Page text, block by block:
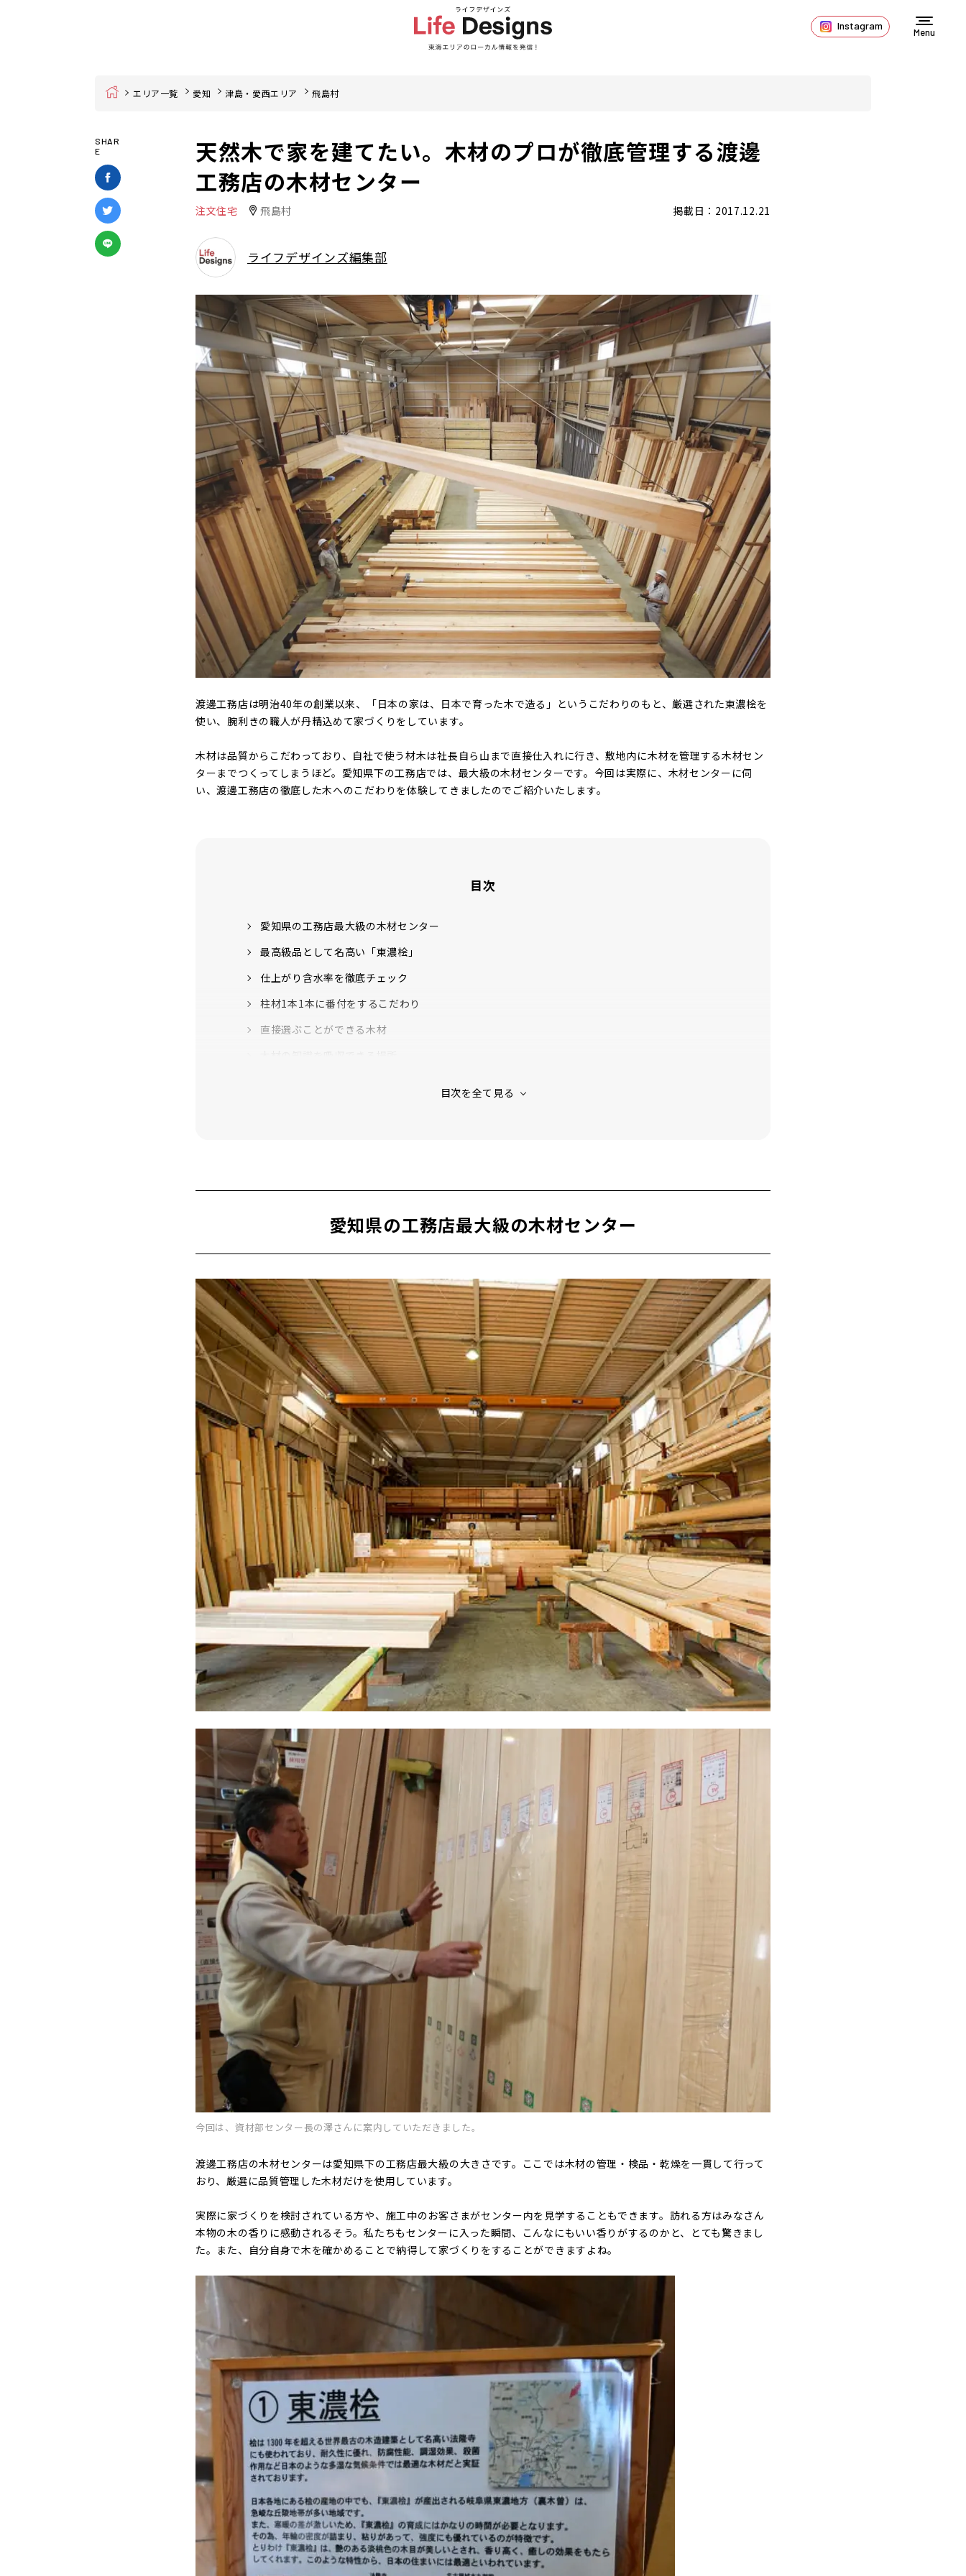
Instagram
Menu
Home エリア一覧 愛知 津島・愛西エリア 飛島村
SHAR
E
天然木で家を建てたい。木材のプロが徹底管理する渡邊
工務店の木材センター
注文住宅 飛島村 掲載日：2017.12.21
ライフデザインズ編集部
渡邊工務店は明治40年の創業以来、「日本の家は、日本で育った木で造る」というこだわりのもと、厳選された東濃桧を
使い、腕利きの職人が丹精込めて家づくりをしています。
木材は品質からこだわっており、自社で使う材木は社長自ら山まで直接仕入れに行き、敷地内に木材を管理する木材セン
ターまでつくってしまうほど。愛知県下の工務店では、最大級の木材センターです。今回は実際に、木材センターに伺
い、渡邊工務店の徹底した木へのこだわりを体験してきましたのでご紹介いたします。
目次
愛知県の工務店最大級の木材センター
最高級品として名高い「東濃桧」
仕上がり含水率を徹底チェック
柱材1本1本に番付をするこだわり
直接選ぶことができる木材
愛知県の工務店最大級の木材センター
今回は、資材部センター長の澤さんに案内していただきました。
渡邊工務店の木材センターは愛知県下の工務店最大級の大きさです。ここでは木材の管理・検品・乾燥を一貫して行って
おり、厳選に品質管理した木材だけを使用しています。
実際に家づくりを検討されている方や、施工中のお客さまがセンター内を見学することもできます。訪れる方はみなさん
本物の木の香りに感動されるそう。私たちもセンターに入った瞬間、こんなにもいい香りがするのかと、とても驚きまし
た。また、自分自身で木を確かめることで納得して家づくりをすることができますよね。